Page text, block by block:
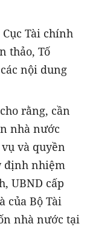
Tài chính
thảo, Tố
nội dung
rằng, cần
nhà nước
và quyền
định nhiệm
UBND cấp
của Bộ Tài
nhà nước tại